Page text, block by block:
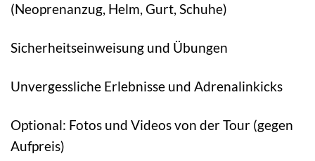
(Neoprenanzug, Helm, Gurt, Schuhe)
Sicherheitseinweisung und Übungen
Unvergessliche Erlebnisse und Adrenalinkicks
Optional: Fotos und Videos von der Tour (gegen
Aufpreis)